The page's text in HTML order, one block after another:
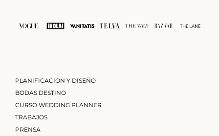
PLANIFICACION Y DISEÑO
BODAS DESTINO
CURSO WEDDING PLANNER
TRABAJOS
PRENSA